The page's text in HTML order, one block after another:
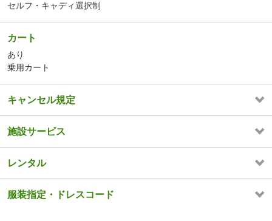
セルフ・キャディ選択制
カート
あり
乗用カート
キャンセル規定
施設サービス
レンタル
服装指定・ドレスコード